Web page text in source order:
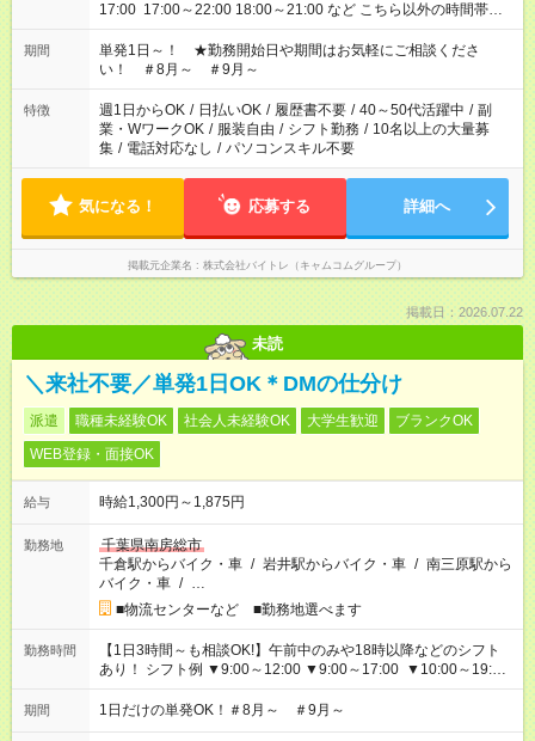
17:00 17:00～22:00 18:00～21:00 など こちら以外の時間帯も
お気軽にご相談ください！
期間
単発1日～！ ★勤務開始日や期間はお気軽にご相談くださ
い！ ＃8月～ ＃9月～
特徴 週1日からOK / 日払いOK / 履歴書不要 / 40～50代活躍中 / 副
業・WワークOK / 服装自由 / シフト勤務 / 10名以上の大量募
集 / 電話対応なし / パソコンスキル不要
気になる！ 応募する 詳細へ
掲載元企業名 株式会社バイトレ（キャムコムグループ）
掲載日：2026.07.22
未読
＼来社不要／単発1日OK＊DMの仕分け
派遣 職種未経験OK 社会人未経験OK 大学生歓迎
ブランクOK
WEB登録・面接OK
給与 時給1,300円～1,875円
勤務地
千葉県南房総市
千倉駅からバイク・車 / 岩井駅からバイク・車 / 南三原駅から
バイク・車 / …
■物流センターなど ■勤務地選べます
勤務時間
【1日3時間～も相談OK!】午前中のみや18時以降などのシフト
あり！ シフト例 ▼9:00～12:00 ▼9:00～17:00 ▼10:00～19:00
▼18:00～21:00
期間 1日だけの単発OK！＃8月～ ＃9月～